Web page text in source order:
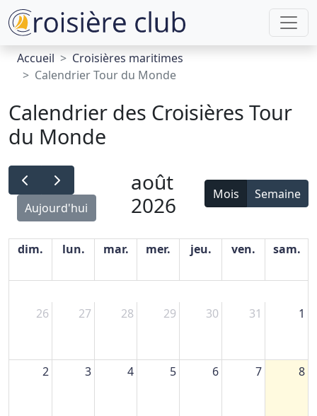
Accueil
Croisières maritimes
Calendrier Tour du Monde
Calendrier des Croisières Tour
du Monde
Aujourd'hui
août
2026
Mois Semaine
dim. lun. mar. mer. jeu. ven. sam.
26 27 28 29 30 31 1
2 3 4 5 6 7 8